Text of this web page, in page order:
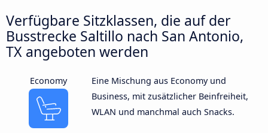
Verfügbare Sitzklassen, die auf der
Busstrecke Saltillo nach San Antonio,
TX angeboten werden
Economy
Eine Mischung aus Economy und
Business, mit zusätzlicher Beinfreiheit,
WLAN und manchmal auch Snacks.